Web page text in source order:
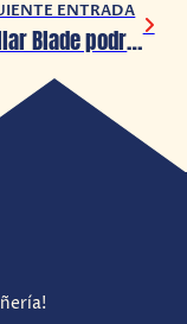
ENTRADA
Stellar Blade podría agregar el modo fotografía